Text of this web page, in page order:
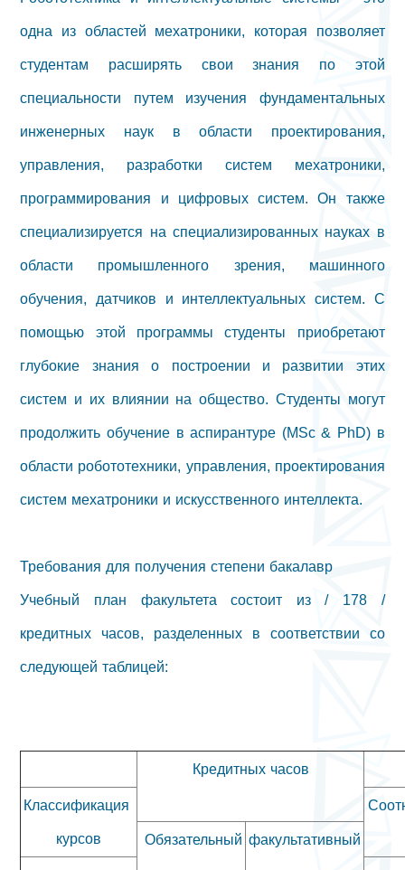
одна из областей мехатроники, которая позволяет
студентам расширять свои знания по этой
специальности путем изучения фундаментальных
инженерных наук в области проектирования,
управления, разработки систем мехатроники,
программирования и цифровых систем. Он также
специализируется на специализированных науках в
области промышленного зрения, машинного
обучения, датчиков и интеллектуальных систем. С
помощью этой программы студенты приобретают
глубокие знания о построении и развитии этих
систем и их влиянии на общество. Студенты могут
продолжить обучение в аспирантуре (MSc & PhD) в
области робототехники, управления, проектирования
систем мехатроники и искусственного интеллекта.
Требования для получения степени бакалавр
Учебный план факультета состоит из / 178 /
кредитных часов, разделенных в соответствии со
следующей таблицей:
Кредитных часов
Классификация
курсов
Обязательный факультативный